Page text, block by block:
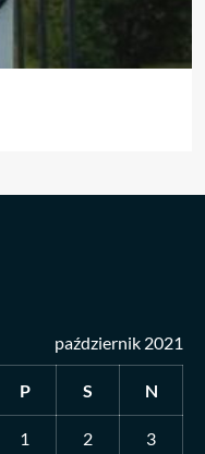
październik 2021
P S N
1 2 3